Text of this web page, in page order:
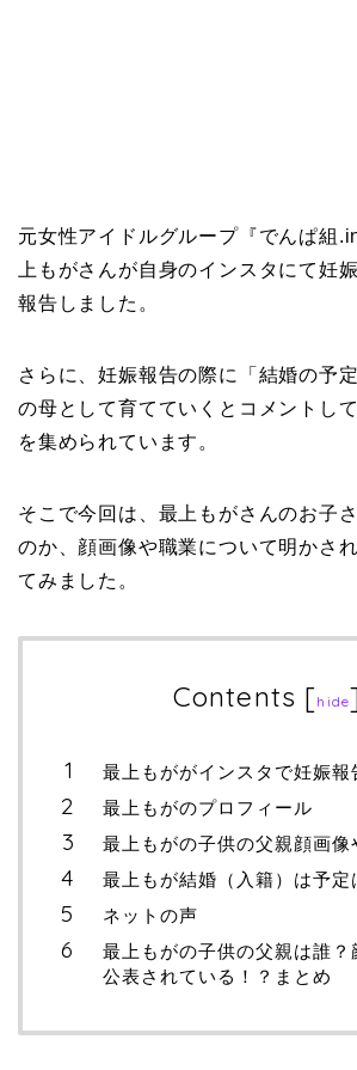
元女性アイドルグループ『でんぱ組
上もがさんが自身のインスタにて妊
報告しました。
さらに、妊娠報告の際に「結婚の予
の母として育てていくとコメントし
を集められています。
そこで今回は、最上もがさんのお子
のか、顔画像や職業について明かさ
てみました。
Contents [hide
最上もががインスタで妊娠報
最上もがのプロフィール
最上もがの子供の父親顔画像
最上もが結婚（入籍）は予定
ネットの声
最上もがの子供の父親は誰？
公表されている！？まとめ